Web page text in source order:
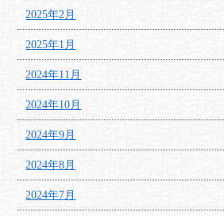
2025年2月
2025年1月
2024年11月
2024年10月
2024年9月
2024年8月
2024年7月